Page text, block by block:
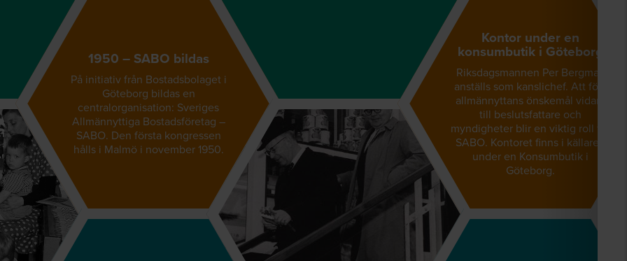
1950 – SABO bildas
På initiativ från Bostadsbolaget i
Göteborg bildas en
centralorganisation: Sveriges
Allmännyttiga Bostadsföretag –
SABO. Den första kongressen
hålls i Malmö i november 1950.
Kontor under en
konsumbutik i Göteborg
Riksdagsmannen Per Bergman
anställs som kanslichef. Att föra
allmännyttans önskemål vidare
till beslutsfattare och
myndigheter blir en viktig roll för
SABO. Kontoret finns i källaren
under en Konsumbutik i
Göteborg.